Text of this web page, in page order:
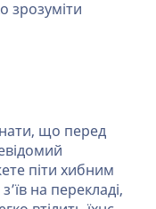
зрозуміти
що перед
піти хибним
на перекладі,